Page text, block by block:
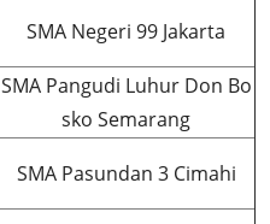
SMA Negeri 99 Jakarta
SMA Pangudi Luhur Don Bo
sko Semarang
SMA Pasundan 3 Cimahi